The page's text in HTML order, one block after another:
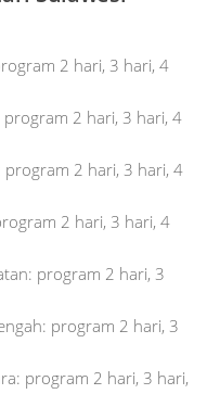
2 hari, 3 hari, 4
2 hari, 3 hari, 4
2 hari, 3 hari, 4
2 hari, 3 hari, 4
program 2 hari, 3
program 2 hari, 3
program 2 hari, 3 hari,